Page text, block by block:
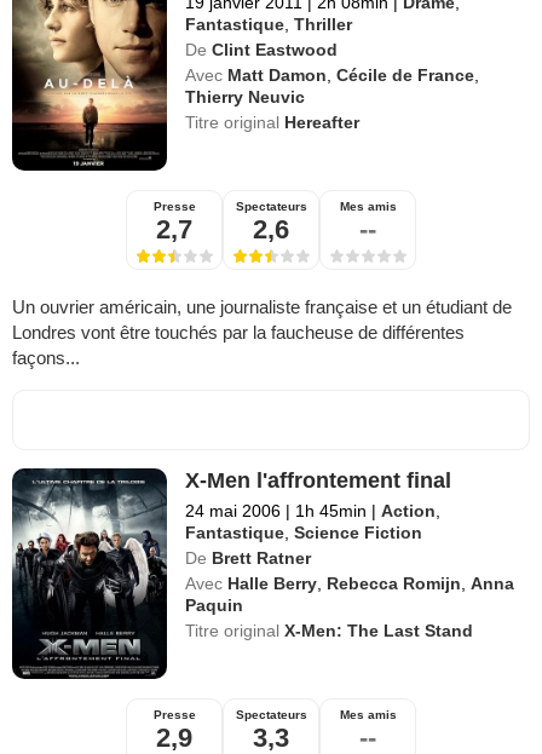
Fantastique ,Thriller
De Clint Eastwood
Avec Matt Damon ,Cécile de France
Thierry Neuvic
Titre original Hereafter
Presse
2,7
Spectateurs
2,6
Mes amis
--
Un ouvrier américain, une journaliste française et un étudiant de
Londres vont être touchés par la faucheuse de différentes
façons...
X-Men l'affrontement final
24 mai 2006 | 1h 45min | Action
Fantastique ,Science Fiction
De Brett Ratner
Avec Halle Berry Rebecca Romijn ,Anna
Paquin
Titre originalX-Men: The Last Stand
Presse
2,9
Spectateurs
3,3
Mes amis
--